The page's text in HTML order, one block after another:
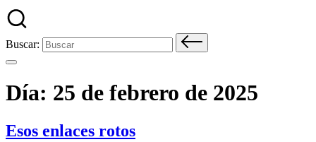
Buscar:
Día: 25 de febrero de 2025
Esos enlaces rotos